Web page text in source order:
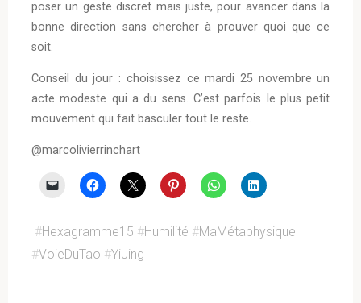
poser un geste discret mais juste, pour avancer dans la
bonne direction sans chercher à prouver quoi que ce
soit.
Conseil du jour : choisissez ce mardi 25 novembre un
acte modeste qui a du sens. C’est parfois le plus petit
mouvement qui fait basculer tout le reste.
@marcolivierrinchart
#Hexagramme15 #Humilité #MaMétaphysique
#VoieDuTao #YiJing